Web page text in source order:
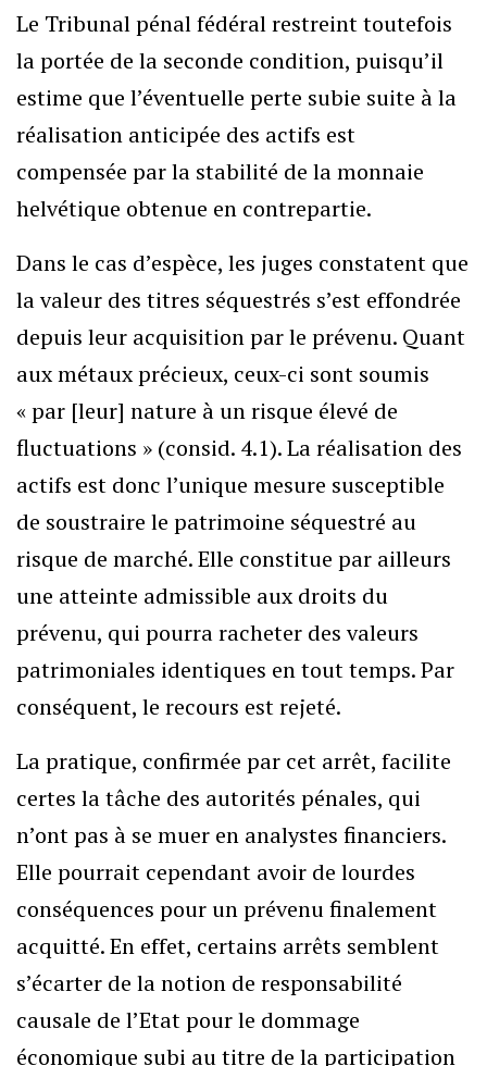
Le Tribunal pénal fédéral restreint toutefois
la portée de la seconde condition, puisqu’il
estime que l’éventuelle perte subie suite à la
réalisation anticipée des actifs est
compensée par la stabilité de la monnaie
helvétique obtenue en contrepartie.
Dans le cas d’espèce, les juges constatent que
la valeur des titres séquestrés s’est effondrée
depuis leur acquisition par le prévenu. Quant
aux métaux précieux, ceux-ci sont soumis
« par [leur] nature à un risque élevé de
fluctuations » (consid. 4.1). La réalisation des
actifs est donc l’unique mesure susceptible
de soustraire le patrimoine séquestré au
risque de marché. Elle constitue par ailleurs
une atteinte admissible aux droits du
prévenu, qui pourra racheter des valeurs
patrimoniales identiques en tout temps. Par
conséquent, le recours est rejeté.
La pratique, confirmée par cet arrêt, facilite
certes la tâche des autorités pénales, qui
n’ont pas à se muer en analystes financiers.
Elle pourrait cependant avoir de lourdes
conséquences pour un prévenu finalement
acquitté. En effet, certains arrêts semblent
s’écarter de la notion de responsabilité
causale de l’Etat pour le dommage
économique subi au titre de la participation